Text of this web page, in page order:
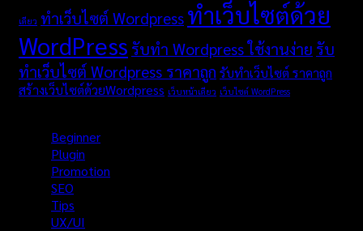
เดียว ทำเว็บไซต์ Wordpress ทำเว็บไซต์ด้วย
WordPress รับทำ Wordpress ใช้งานง่าย รับ
ทำเว็บไซต์ Wordpress ราคาถูก รับทำเว็บไซต์ ราคาถูก
สร้างเว็บไซต์ด้วยWordpress เว็บหน้าเดียว เว็บไซต์ WordPress
Beginner
Plugin
Promotion
SEO
Tips
UX/UI